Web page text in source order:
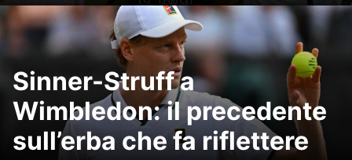
Sinner-Struff a
Wimbledon: il precedente
sull’erba che fa riflettere